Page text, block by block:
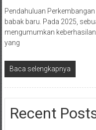
Pendahuluan
babak baru. Pada 2025,
mengumumkan
yang
Baca selengkapnya
Recent